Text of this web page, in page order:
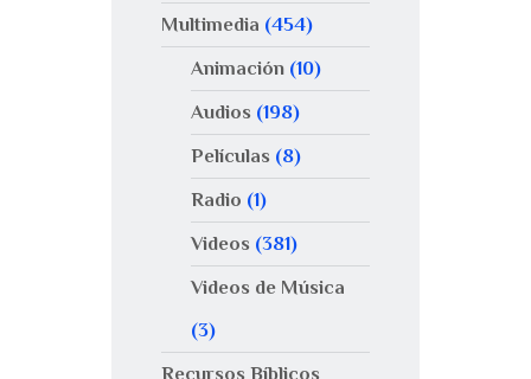
Multimedia (454)
Animación(10)
Audios (198)
Películas (8)
Radio (1)
Videos (381)
Videos de Música
(3)
Recursos Bíblicos